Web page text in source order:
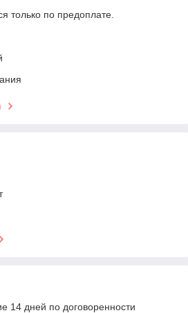
только по предоплате.
14 дней по договоренности